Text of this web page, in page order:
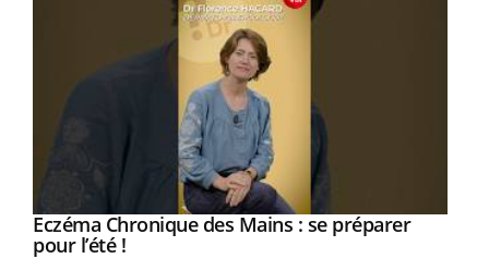
Youtube
Eczéma Chronique des Mains : se préparer
pour l’été !Youtube